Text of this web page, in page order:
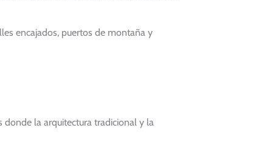
encajados, puertos de montaña y
donde la arquitectura tradicional y la